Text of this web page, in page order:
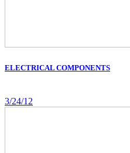
ELECTRICAL COMPONENTS
3/24/12